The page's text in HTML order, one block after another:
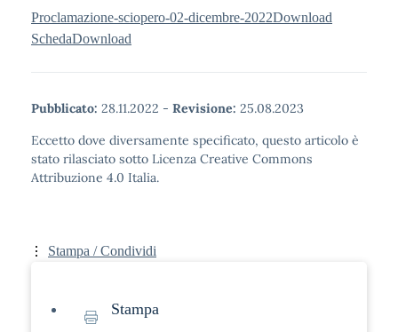
Proclamazione-sciopero-02-dicembre-2022Download
SchedaDownload
Pubblicato: 28.11.2022 - Revisione: 25.08.2023
Eccetto dove diversamente specificato, questo articolo è
stato rilasciato sotto Licenza Creative Commons
Attribuzione 4.0 Italia.
Stampa / Condividi
Stampa